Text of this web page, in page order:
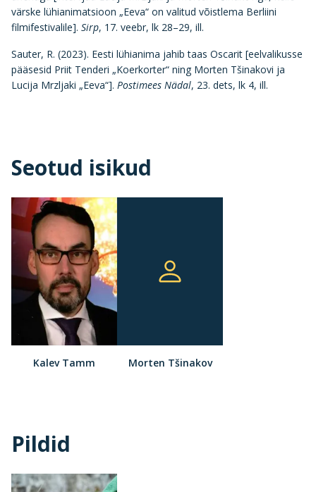
värske lühianimatsioon „Eeva“ on valitud võistlema Berliini
filmifestivalile]. Sirp, 17. veebr, lk 28–29, ill.
Sauter, R. (2023). Eesti lühianima jahib taas Oscarit [eelvalikusse
pääsesid Priit Tenderi „Koerkorter“ ning Morten Tšinakovi ja
Lucija Mrzljaki „Eeva“]. Postimees Nädal, 23. dets, lk 4, ill.
Seotud isikud
Kalev Tamm Morten Tšinakov
Pildid